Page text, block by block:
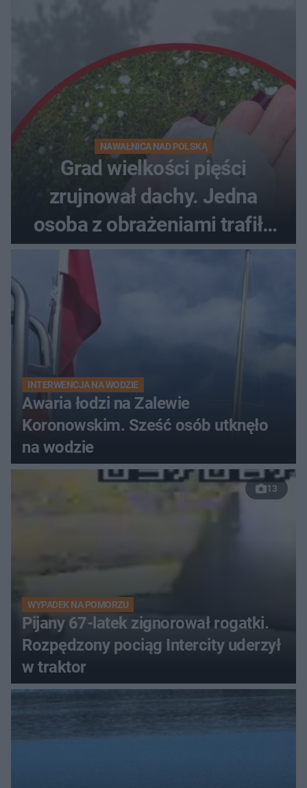
NAWAŁNICA NAD POLSKĄ
Grad wielkości pięści
zrujnował dachy. Jedna
osoba z obrażeniami trafiła
do szpitala
INTERWENCJA NA WODZIE
Awaria łodzi na Zalewie
Koronowskim. Sześć osób utknęło
na wodzie
13
WYPADEK NA POMORZU
Pijany 67-latek zignorował rogatki.
Rozpędzony pociąg Intercity uderzył
w traktor